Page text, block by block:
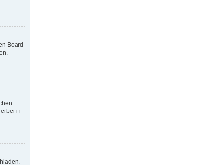
Board-
in